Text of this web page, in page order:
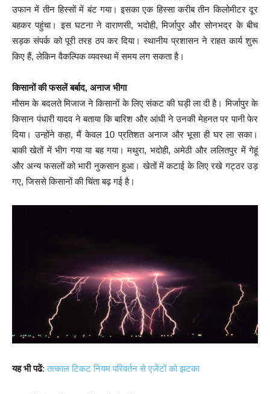
उफान में तीन हिस्सों में बंट गया। इसका एक हिस्सा करीब तीन किलोमीटर दूर
बहकर पहुंचा। इस घटना ने वाराणसी, भदोही, मिर्जापुर और सोनभद्र के बीच
सड़क संपर्क को पूरी तरह ठप कर दिया। स्थानीय प्रशासन ने राहत कार्य शुरू
किए हैं, लेकिन वैकल्पिक व्यवस्था में समय लग सकता है।
किसानों की फसलें बर्बाद, अनाज भीगा
मौसम के बदलते मिजाज ने किसानों के लिए संकट की घड़ी ला दी है। मिर्जापुर के
किसान पंधारी यादव ने बताया कि बारिश और आंधी ने उनकी मेहनत पर पानी फेर
दिया। उन्होंने कहा, मैं केवल 10 प्रतिशत अनाज और भूसा ही घर ला सका।
बाकी खेतों में भीग गया या बह गया। मथुरा, भदोही, अमेठी और ललितपुर में गेहूं
और अन्य फसलों को भारी नुकसान हुआ। खेतों में कटाई के लिए रखे गट्ठर उड़
गए, जिससे किसानों की चिंता बढ़ गई है।
यह भी पढें:तत्काल टिकट नियम परिवर्तन से एजेंटों को झटका